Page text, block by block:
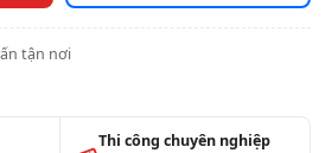
tận nơi
Thi công chuyên nghiệp